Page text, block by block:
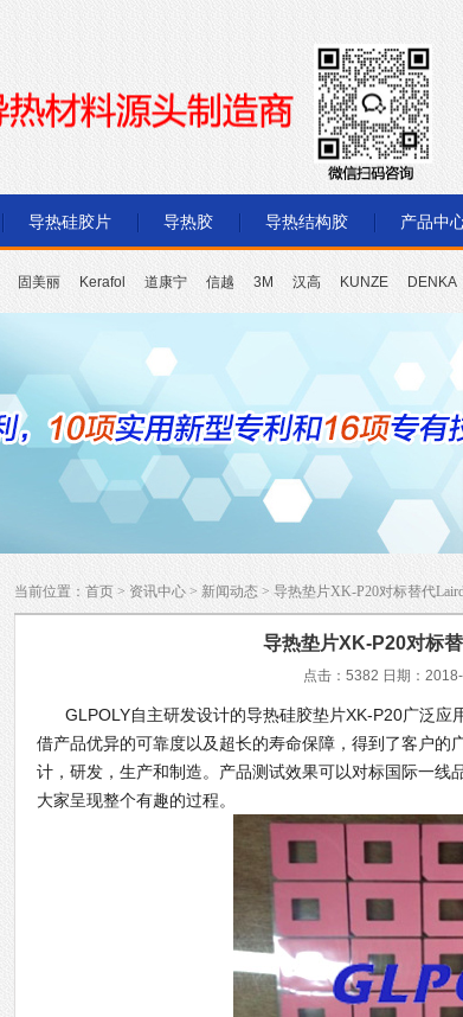
导热硅胶片 导热胶 导热结构胶 产品中
固美丽 Kerafol 道康宁 信越 3M 汉高 KUNZE DENKA
当前位置： 首页 > 资讯中心 > 新闻动态 > 导热垫片XK-P20对标替代
导热垫片XK-P20对标
点击：5382 日期：
GLPOLY自主研发设计的导热硅胶垫片XK-P20广泛应
借产品优异的可靠度以及超长的寿命保障，得到了客户
计，研发，生产和制造。产品测试效果可以对标国际一
大家呈现整个有趣的过程。